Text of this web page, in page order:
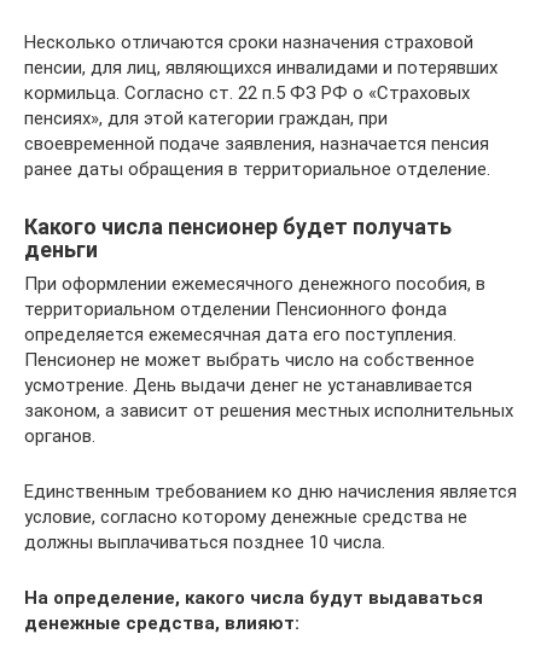
Несколько отличаются сроки назначения страховой
пенсии, для лиц, являющихся инвалидами и потерявших
кормильца. Согласно ст. 22 п.5 ФЗ РФ о «Страховых
пенсиях», для этой категории граждан, при
своевременной подаче заявления, назначается пенсия
ранее даты обращения в территориальное отделение.
Какого числа пенсионер будет получать
деньги
При оформлении ежемесячного денежного пособия, в
территориальном отделении Пенсионного фонда
определяется ежемесячная дата его поступления.
Пенсионер не может выбрать число на собственное
усмотрение. День выдачи денег не устанавливается
законом, а зависит от решения местных исполнительных
органов.
Единственным требованием ко дню начисления является
условие, согласно которому денежные средства не
должны выплачиваться позднее 10 числа.
На определение, какого числа будут выдаваться
денежные средства, влияют: